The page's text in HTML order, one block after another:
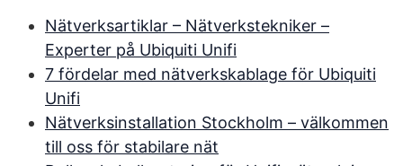
Nätverksartiklar – Nätverkstekniker –
Experter på Ubiquiti Unifi
7 fördelar med nätverkskablage för Ubiquiti
Unifi
Nätverksinstallation Stockholm – välkommen
till oss för stabilare nät